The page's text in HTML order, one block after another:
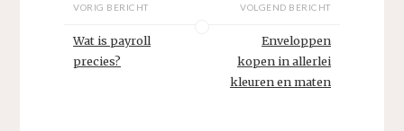
VORIG BERICHT
Wat is payroll
precies?
VOLGEND BERICHT
Enveloppen
kopen in allerlei
kleuren en maten